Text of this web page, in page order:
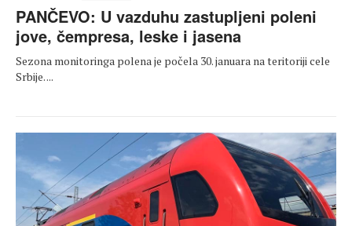
PANČEVO: U vazduhu zastupljeni poleni
jove, čempresa, leske i jasena
Sezona monitoringa polena je počela 30. januara na teritoriji cele
Srbije. ...